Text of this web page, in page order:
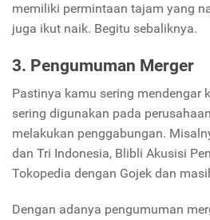
memiliki permintaan tajam yang
juga ikut naik. Begitu sebaliknya.
3. Pengumuman Merger
Pastinya kamu sering mendengar
sering digunakan pada
melakukan penggabungan.
dan Tri Indonesia, Blibli Akusisi
Tokopedia dengan Gojek dan
Dengan adanya pengumuman